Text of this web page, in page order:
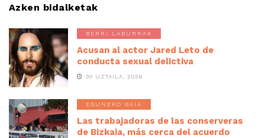
Azken bidalketak
BERRI LABURRAK
Acusan al actor Jared Leto de
conducta sexual delictiva
30 UZTAILA, 2026
EGUNEKO GAIA
Las trabajadoras de las conserveras
de Bizkaia, más cerca del acuerdo